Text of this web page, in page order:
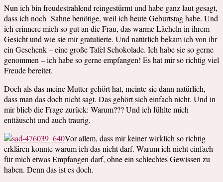
Nun ich bin freudestrahlend reingestürmt und habe ganz laut gesagt,
dass ich noch Sahne benötige, weil ich heute Geburtstag habe. Und
ich erinnere mich so gut an die Frau, das warme Lächeln in ihrem
Gesicht und wie sie mir gratulierte. Und natürlich bekam ich von ihr
ein Geschenk – eine große Tafel Schokolade. Ich habe sie so gerne
genommen – ich habe so gerne empfangen! Es hat mir so richtig viel
Freude bereitet.
Doch als das meine Mutter gehört hat, meinte sie dann natürlich,
dass man das doch nicht sagt. Das gehört sich einfach nicht. Und in
mir blieb die Frage zurück: Warum??? Und ich fühlte mich
enttäuscht und auch traurig.
Vor allem, dass mir keiner wirklich so richtig
erklären konnte warum ich das nicht darf. Warum ich nicht einfach
für mich etwas Empfangen darf, ohne ein schlechtes Gewissen zu
haben. Denn das ist es doch.